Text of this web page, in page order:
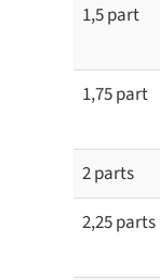
1,5 part
1,75 part
2 parts
2,25 parts